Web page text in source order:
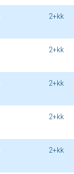
2+kk
2+kk
2+kk
2+kk
2+kk